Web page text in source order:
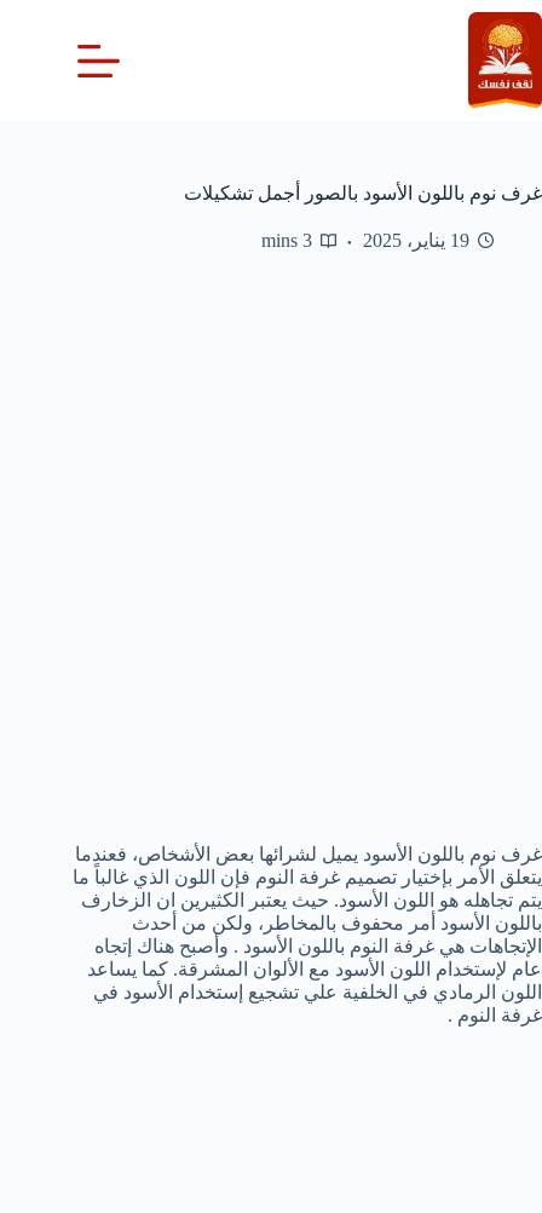
التجاوز
إلى
المحتوى
غرف نوم باللون الأسود بالصور أجمل تشكيلات
19 يناير، 2025 3 mins
غرف نوم باللون الأسود يميل لشرائها بعض الأشخاص، فعندما
يتعلق الأمر بإختيار تصميم غرفة النوم فإن اللون الذي غالباً ما
يتم تجاهله هو اللون الأسود. حيث يعتبر الكثيرين ان الزخارف
باللون الأسود أمر محفوف بالمخاطر، ولكن من أحدث
الإتجاهات هي غرفة النوم باللون الأسود . وأصبح هناك إتجاه
عام لإستخدام اللون الأسود مع الألوان المشرقة. كما يساعد
اللون الرمادي في الخلفية علي تشجيع إستخدام الأسود في
غرفة النوم .